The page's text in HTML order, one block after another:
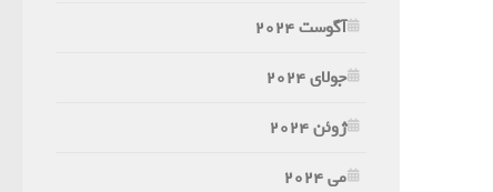
آگوست 2024
جولای 2024
ژوئن 2024
می 2024